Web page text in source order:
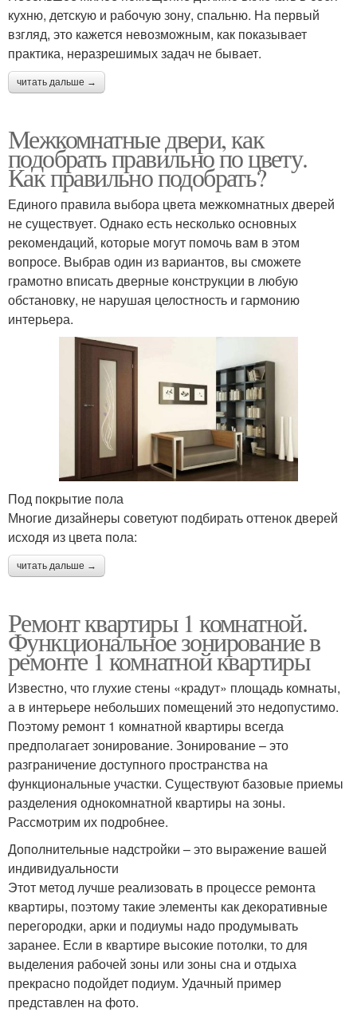
кухню, детскую и рабочую зону, спальню. На первый
взгляд, это кажется невозможным, как показывает
практика, неразрешимых задач не бывает.
читать дальше →
Межкомнатные двери, как
подобрать правильно по цвету.
Как правильно подобрать?
Единого правила выбора цвета межкомнатных дверей
не существует. Однако есть несколько основных
рекомендаций, которые могут помочь вам в этом
вопросе. Выбрав один из вариантов, вы сможете
грамотно вписать дверные конструкции в любую
обстановку, не нарушая целостность и гармонию
интерьера.
Под покрытие пола
Многие дизайнеры советуют подбирать оттенок дверей
исходя из цвета пола:
читать дальше →
Ремонт квартиры 1 комнатной.
Функциональное зонирование в
ремонте 1 комнатной квартиры
Известно, что глухие стены «крадут» площадь комнаты,
а в интерьере небольших помещений это недопустимо.
Поэтому ремонт 1 комнатной квартиры всегда
предполагает зонирование. Зонирование – это
разграничение доступного пространства на
функциональные участки. Существуют базовые приемы
разделения однокомнатной квартиры на зоны.
Рассмотрим их подробнее.
Дополнительные надстройки – это выражение вашей
индивидуальности
Этот метод лучше реализовать в процессе ремонта
квартиры, поэтому такие элементы как декоративные
перегородки, арки и подиумы надо продумывать
заранее. Если в квартире высокие потолки, то для
выделения рабочей зоны или зоны сна и отдыха
прекрасно подойдет подиум. Удачный пример
представлен на фото.